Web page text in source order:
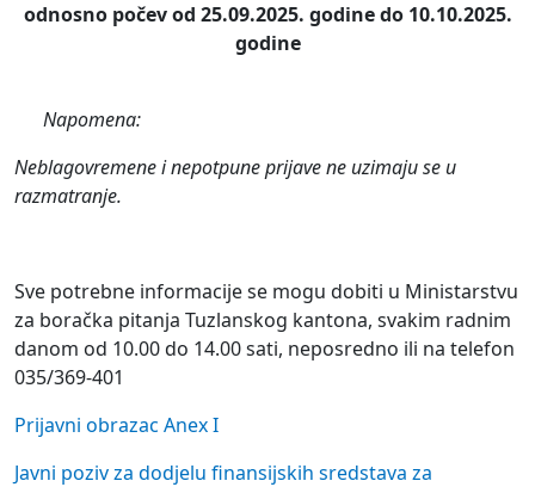
odnosno počev od 25.09.2025. godine do 10.10.2025.
godine
Napomena:
Neblagovremene i nepotpune prijavene uzimaju se u
razmatranje.
Sve potrebne informacije se mogu dobiti u Ministarstvu
za boračka pitanja Tuzlanskog kantona, svakim radnim
danom od 10.00 do 14.00 sati, neposredno ili na telefon
035/369-401
Prijavni obrazac Anex I
Javni poziv za dodjelu finansijskih sredstava za